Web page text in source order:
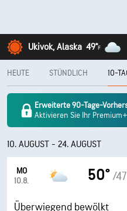
Ukivok, Alaska 49°F
HEUTE STÜNDLICH 10-
Erweiterte 90-Tage-
Aktivieren Sie Ihr
10. AUGUST - 24. AUGUST
MO
10.8.
50° /
Überwiegend bewölkt